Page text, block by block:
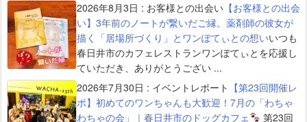
2026年8月3日 : お客様との出会い 【お客様との出会
い】3年前のノートが繋いだご縁。薬剤師の彼女が
描く「居場所づくり」とワンぽてぃとの想いいつも
春日井市のカフェレストランワンぽてぃとを応援し
ていただき、ありがとうござい ...
2026年7月30日 : イベントレポート 【第23回開催レ
ポ】初めてのワンちゃんも大歓迎！7月の「わちゃ
わちゃの会」｜春日井市のドッグカフェ
第23回